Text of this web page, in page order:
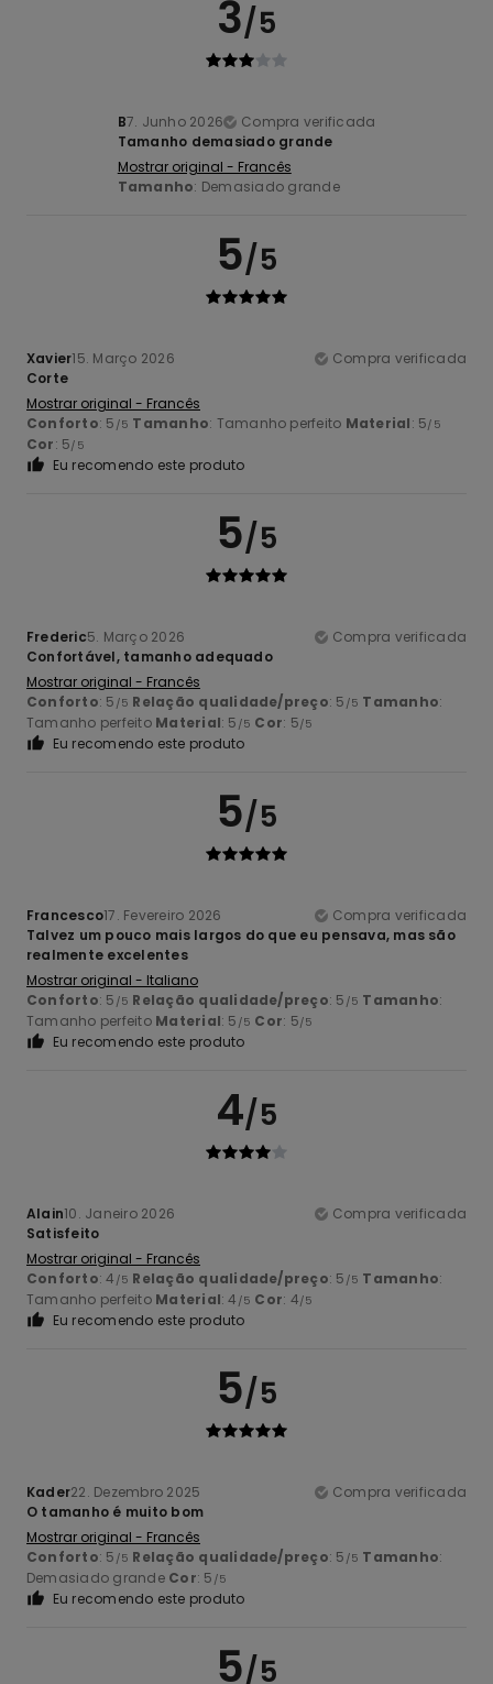
3/5
B7. Junho 2026
Compra verificada
Tamanho demasiado grande
Mostrar original - Francês
Tamanho: Demasiado grande
5/5
Xavier15. Março 2026
Compra verificada
Corte
Mostrar original - Francês
Conforto: 5 /5 Tamanho: Tamanho perfeito Material: 5/5
Cor: 5/5
Eu recomendo este produto
5/5
Frederic5. Março 2026
Compra verificada
Confortável, tamanho adequado
Mostrar original - Francês
Conforto: 5 /5 Relação qualidade/preço: 5 /5 Tamanho:
Tamanho perfeito Material: 5 /5 Cor: 5/5
Eu recomendo este produto
5/5
Francesco17. Fevereiro 2026
Compra verificada
Talvez um pouco mais largos do que eu pensava, mas são
realmente excelentes
Mostrar original - Italiano
Conforto: 5 /5 Relação qualidade/preço: 5 /5 Tamanho:
Tamanho perfeito Material: 5 /5 Cor: 5/5
Eu recomendo este produto
4/5
Alain10. Janeiro 2026
Compra verificada
Satisfeito
Mostrar original - Francês
Conforto: 4 /5 Relação qualidade/preço: 5 /5 Tamanho:
Tamanho perfeito Material: 4 /5 Cor: 4/5
Eu recomendo este produto
5/5
Kader22. Dezembro 2025
Compra verificada
O tamanho é muito bom
Mostrar original - Francês
Conforto: 5 /5 Relação qualidade/preço: 5 /5 Tamanho:
Demasiado grande Cor: 5 /5
Eu recomendo este produto
5/5